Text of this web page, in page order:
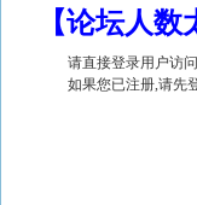
【论坛人
请直接登录用户访
如果您已注册,请先